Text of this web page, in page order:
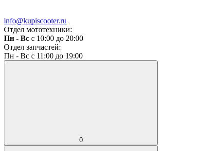
info@kupiscooter.ru
Отдел мототехники:
Пн - Вс с 10:00 до 20:00
Отдел запчастей:
Пн - Вс с 11:00 до 19:00
0